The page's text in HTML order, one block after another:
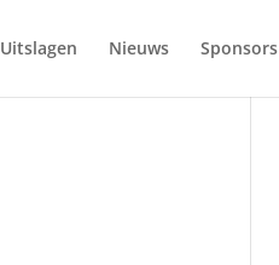
Uitslagen Nieuws Sponsors